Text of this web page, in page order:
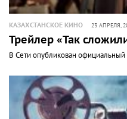
КАЗАХСТАНСКОЕ КИНО 23 АПРЕЛЯ,
Трейлер «Так
В Сети опубликован официальный